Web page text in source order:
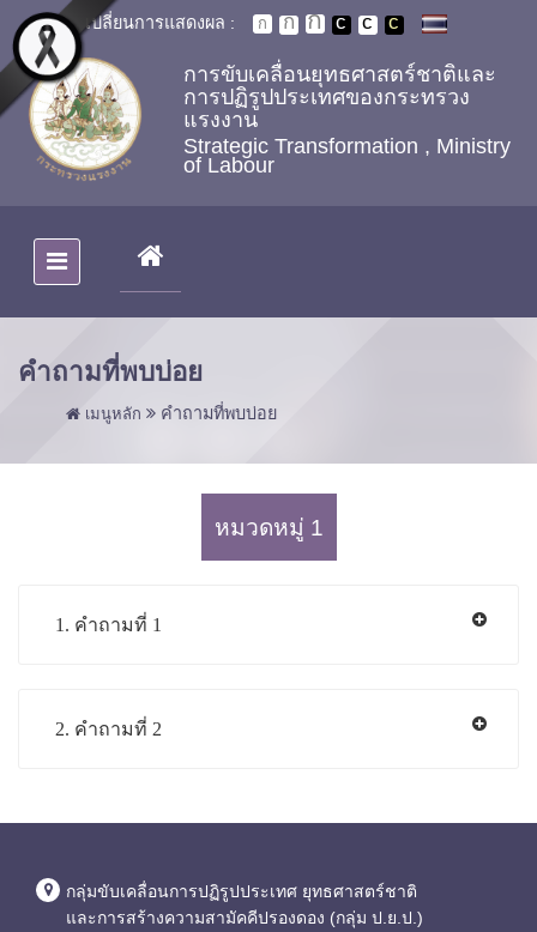
Skip to main content
เปลี่ยนการแสดงผล :
การขับเคลื่อนยุทธศาสตร์ชาติและ
การปฏิรูปประเทศของกระทรวง
แรงงาน
Strategic Transformation , Ministry
of Labour
(CURRENT)
คำถามที่พบบ่อย
เมนูหลัก คำถามที่พบบ่อย
หมวดหมู่ 1
1. คำถามที่ 1
2. คำถามที่ 2
กลุ่มขับเคลื่อนการปฏิรูปประเทศ ยุทธศาสตร์ชาติ
และการสร้างความสามัคคีปรองดอง (กลุ่ม ป.ย.ป.)